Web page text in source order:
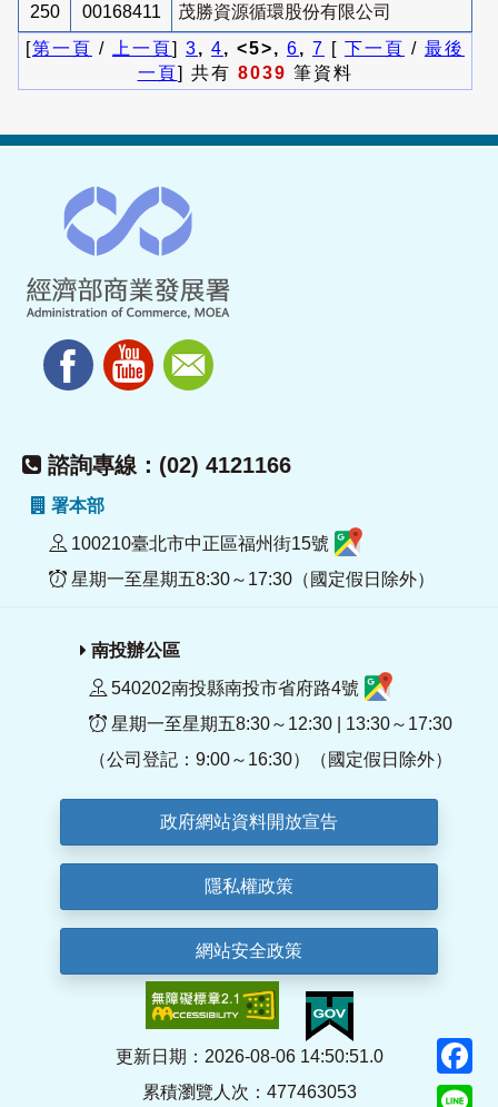
250 00168411
茂勝資源循環股份有限公司
[第一頁 / 上一頁] 3, 4, <5>, 6, 7 [ 下一頁 / 最後
一頁] 共有 8039 筆資料
諮詢專線：(02) 4121166
署本部
100210臺北市中正區福州街15號
星期一至星期五8:30～17:30（國定假日除外）
南投辦公區
540202南投縣南投市省府路4號
星期一至星期五8:30～12:30 | 13:30～17:30
（公司登記：9:00～16:30）（國定假日除外）
政府網站資料開放宣告
隱私權政策
網站安全政策
更新日期：2026-08-06 14:50:51.0
累積瀏覽人次：477463053